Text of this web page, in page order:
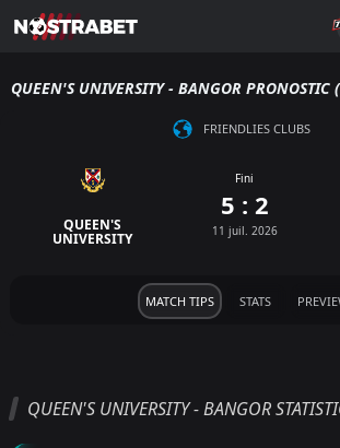
QUEEN'S UNIVERSITY - BANGOR
FRIENDLIES CLUBS
QUEEN'S
UNIVERSITY
Fini
5 : 2
11 juil. 2026
MATCH TIPS STATS
QUEEN'S UNIVERSITY - BANGOR